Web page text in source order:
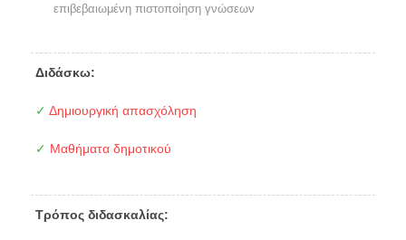
επιβεβαιωμένη πιστοποίηση γνώσεων
Διδάσκω:
✓ Δημιουργική απασχόληση
✓ Μαθήματα δημοτικού
Τρόπος διδασκαλίας: